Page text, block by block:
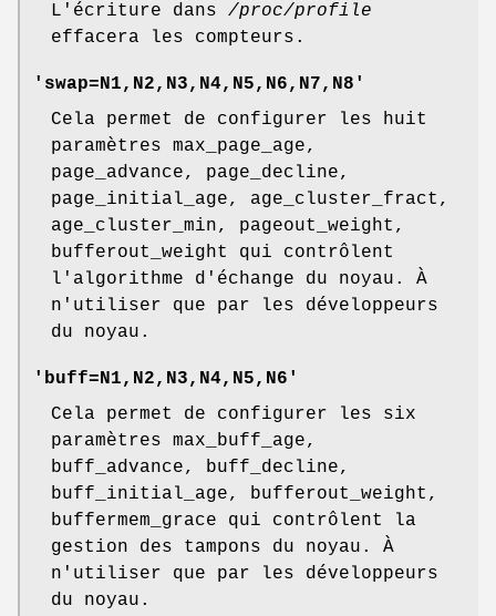
L'écriture dans /proc/profile
effacera les compteurs.
'swap=N1,N2,N3,N4,N5,N6,N7,N8'
Cela permet de configurer les huit
paramètres max_page_age,
page_advance, page_decline,
page_initial_age, age_cluster_fract,
age_cluster_min, pageout_weight,
bufferout_weight qui contrôlent
l'algorithme d'échange du noyau. À
n'utiliser que par les développeurs
du noyau.
'buff=N1,N2,N3,N4,N5,N6'
Cela permet de configurer les six
paramètres max_buff_age,
buff_advance, buff_decline,
buff_initial_age, bufferout_weight,
buffermem_grace qui contrôlent la
gestion des tampons du noyau. À
n'utiliser que par les développeurs
du noyau.